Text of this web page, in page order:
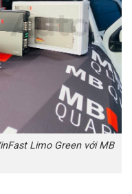
Limo Green với MB